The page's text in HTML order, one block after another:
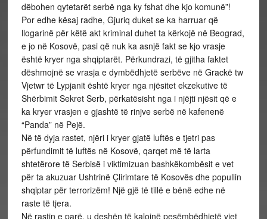
dëbohen qytetarët serbë nga ky fshat dhe kjo komunë”!
Por edhe kësaj radhe, Gjuriq duket se ka harruar që
llogarinë për këtë akt kriminal duhet ta kërkojë në Beograd,
e jo në Kosovë, pasi që nuk ka asnjë fakt se kjo vrasje
është kryer nga shqiptarët. Përkundrazi, të gjitha faktet
dëshmojnë se vrasja e dymbëdhjetë serbëve në Grackë tw
Vjetwr të Lypjanit është kryer nga njësitet ekzekutive të
Shërbimit Sekret Serb, përkatësisht nga i njëjti njësit që e
ka kryer vrasjen e gjashtë të rinjve serbë në kafenenë
“Panda” në Pejë.
Në të dyja rastet, njëri i kryer gjatë luftës e tjetri pas
përfundimit të luftës në Kosovë, qarqet më të larta
shtetërore të Serbisë i viktimizuan bashkëkombësit e vet
për ta akuzuar Ushtrinë Çlirimtare të Kosovës dhe popullin
shqiptar për terrorizëm! Një gjë të tillë e bënë edhe në
raste të tjera.
Në rastin e parë, u deshën të kalojnë pesëmbëdhjetë vjet